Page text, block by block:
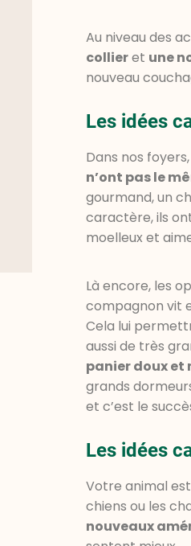
Au niveau des
collieret une
nouveau
Les idées
Dans nos
n’ont pas le
gourmand, un
caractère, ils
moelleux et
Là encore, les
compagnon vit
Cela lui
aussi de très
panier doux et
grands
et c’est le
Les idées
Votre animal
chiens ou les
nouveaux